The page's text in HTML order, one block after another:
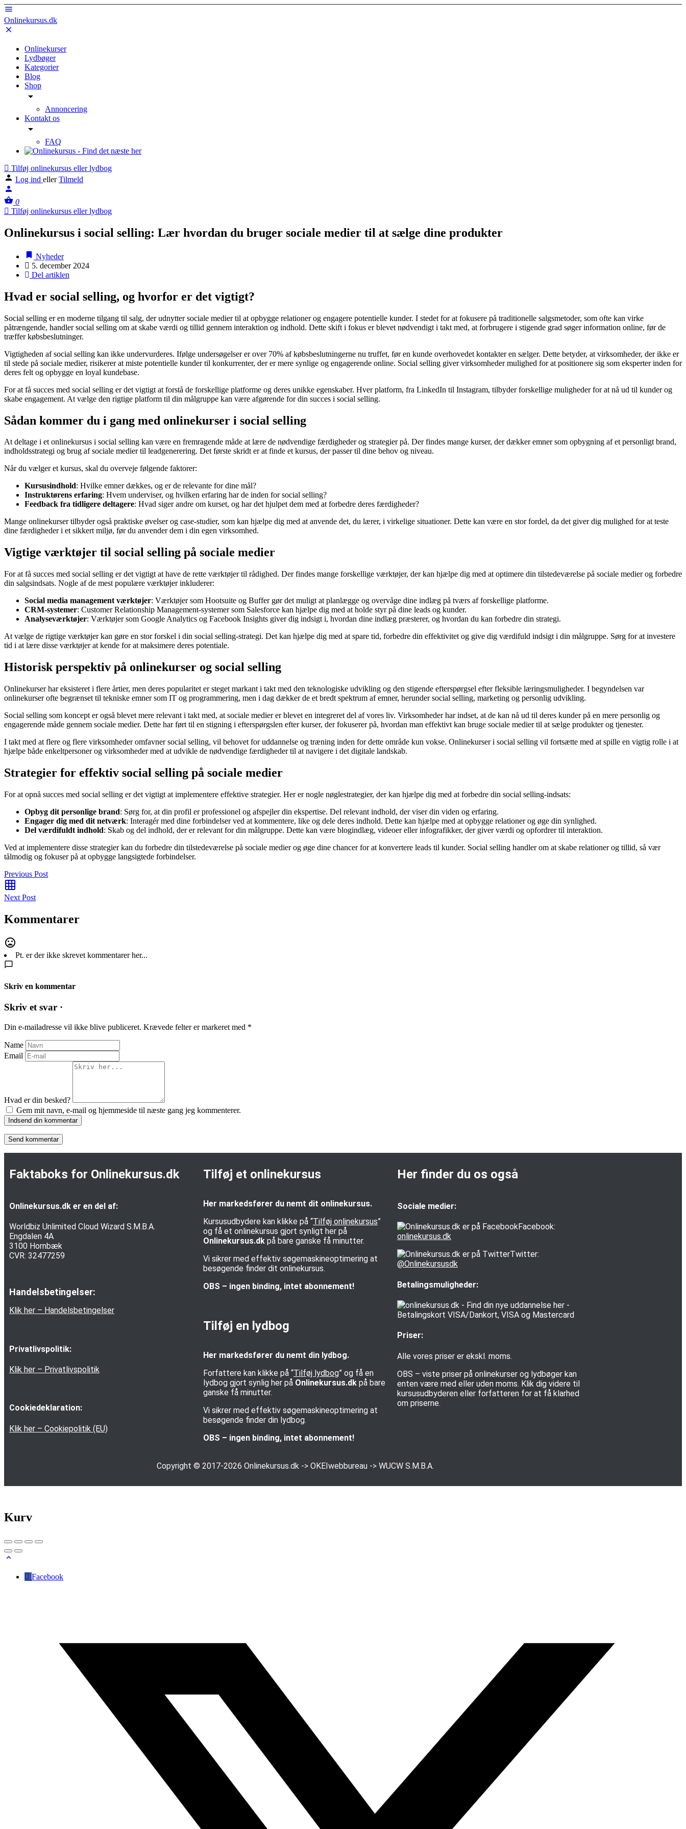
Onlinekursus.dk
Onlinekurser
Lydbøger
Kategorier
Blog
Shop
Annoncering
Kontakt os
FAQ
Tilføj onlinekursus eller lydbog
Log ind eller Tilmeld
0
Tilføj onlinekursus eller lydbog
Onlinekursus i social selling: Lær hvordan du bruger sociale medier til at sælge dine produkter
Nyheder
5. december 2024
Del artiklen
Hvad er social selling, og hvorfor er det vigtigt?
Social selling er en moderne tilgang til salg, der udnytter sociale medier til at opbygge relationer og engagere potentielle kunder. I stedet for at fokusere på traditionelle salgsmetoder, som ofte kan virke
påtrængende, handler social selling om at skabe værdi og tillid gennem interaktion og indhold. Dette skift i fokus er blevet nødvendigt i takt med, at forbrugere i stigende grad søger information online, før de
træffer købsbeslutninger.
Vigtigheden af social selling kan ikke undervurderes. Ifølge undersøgelser er over 70% af købsbeslutningerne nu truffet, før en kunde overhovedet kontakter en sælger. Dette betyder, at virksomheder, der ikke er
til stede på sociale medier, risikerer at miste potentielle kunder til konkurrenter, der er mere synlige og engagerende online. Social selling giver virksomheder mulighed for at positionere sig som eksperter inden for
deres felt og opbygge en loyal kundebase.
For at få succes med social selling er det vigtigt at forstå de forskellige platforme og deres unikke egenskaber. Hver platform, fra LinkedIn til Instagram, tilbyder forskellige muligheder for at nå ud til kunder og
skabe engagement. At vælge den rigtige platform til din målgruppe kan være afgørende for din succes i social selling.
Sådan kommer du i gang med onlinekurser i social selling
At deltage i et onlinekursus i social selling kan være en fremragende måde at lære de nødvendige færdigheder og strategier på. Der findes mange kurser, der dækker emner som opbygning af et personligt brand,
indholdsstrategi og brug af sociale medier til leadgenerering. Det første skridt er at finde et kursus, der passer til dine behov og niveau.
Når du vælger et kursus, skal du overveje følgende faktorer:
Kursusindhold: Hvilke emner dækkes, og er de relevante for dine mål?
Instruktørens erfaring: Hvem underviser, og hvilken erfaring har de inden for social selling?
Feedback fra tidligere deltagere: Hvad siger andre om kurset, og har det hjulpet dem med at forbedre deres færdigheder?
Mange onlinekurser tilbyder også praktiske øvelser og case-studier, som kan hjælpe dig med at anvende det, du lærer, i virkelige situationer. Dette kan være en stor fordel, da det giver dig mulighed for at teste
dine færdigheder i et sikkert miljø, før du anvender dem i din egen virksomhed.
Vigtige værktøjer til social selling på sociale medier
For at få succes med social selling er det vigtigt at have de rette værktøjer til rådighed. Der findes mange forskellige værktøjer, der kan hjælpe dig med at optimere din tilstedeværelse på sociale medier og forbedre
din salgsindsats. Nogle af de mest populære værktøjer inkluderer:
Social media management værktøjer: Værktøjer som Hootsuite og Buffer gør det muligt at planlægge og overvåge dine indlæg på tværs af forskellige platforme.
CRM-systemer: Customer Relationship Management-systemer som Salesforce kan hjælpe dig med at holde styr på dine leads og kunder.
Analyseværktøjer: Værktøjer som Google Analytics og Facebook Insights giver dig indsigt i, hvordan dine indlæg præsterer, og hvordan du kan forbedre din strategi.
At vælge de rigtige værktøjer kan gøre en stor forskel i din social selling-strategi. Det kan hjælpe dig med at spare tid, forbedre din effektivitet og give dig værdifuld indsigt i din målgruppe. Sørg for at investere
tid i at lære disse værktøjer at kende for at maksimere deres potentiale.
Historisk perspektiv på onlinekurser og social selling
Onlinekurser har eksisteret i flere årtier, men deres popularitet er steget markant i takt med den teknologiske udvikling og den stigende efterspørgsel efter fleksible læringsmuligheder. I begyndelsen var
onlinekurser ofte begrænset til tekniske emner som IT og programmering, men i dag dækker de et bredt spektrum af emner, herunder social selling, marketing og personlig udvikling.
Social selling som koncept er også blevet mere relevant i takt med, at sociale medier er blevet en integreret del af vores liv. Virksomheder har indset, at de kan nå ud til deres kunder på en mere personlig og
engagerende måde gennem sociale medier. Dette har ført til en stigning i efterspørgslen efter kurser, der fokuserer på, hvordan man effektivt kan bruge sociale medier til at sælge produkter og tjenester.
I takt med at flere og flere virksomheder omfavner social selling, vil behovet for uddannelse og træning inden for dette område kun vokse. Onlinekurser i social selling vil fortsætte med at spille en vigtig rolle i at
hjælpe både enkeltpersoner og virksomheder med at udvikle de nødvendige færdigheder til at navigere i det digitale landskab.
Strategier for effektiv social selling på sociale medier
For at opnå succes med social selling er det vigtigt at implementere effektive strategier. Her er nogle nøglestrategier, der kan hjælpe dig med at forbedre din social selling-indsats:
Opbyg dit personlige brand: Sørg for, at din profil er professionel og afspejler din ekspertise. Del relevant indhold, der viser din viden og erfaring.
Engager dig med dit netværk: Interagér med dine forbindelser ved at kommentere, like og dele deres indhold. Dette kan hjælpe med at opbygge relationer og øge din synlighed.
Del værdifuldt indhold: Skab og del indhold, der er relevant for din målgruppe. Dette kan være blogindlæg, videoer eller infografikker, der giver værdi og opfordrer til interaktion.
Ved at implementere disse strategier kan du forbedre din tilstedeværelse på sociale medier og øge dine chancer for at konvertere leads til kunder. Social selling handler om at skabe relationer og tillid, så vær
tålmodig og fokuser på at opbygge langsigtede forbindelser.
Previous Post
Next Post
Kommentarer
Pt. er der ikke skrevet kommentarer her...
Skriv en kommentar
Skriv et svar ·
Din e-mailadresse vil ikke blive publiceret. Krævede felter er markeret med *
Name
Email
Hvad er din besked?
Gem mit navn, e-mail og hjemmeside til næste gang jeg kommenterer.
Indsend din kommentar
Faktaboks for Onlinekursus.dk
Onlinekursus.dk er en del af:
Worldbiz Unlimited Cloud Wizard S.M.B.A.
Engdalen 4A
3100 Hornbæk
CVR: 32477259
Handelsbetingelser:
Klik her – Handelsbetingelser
Privatlivspolitik:
Klik her – Privatlivspolitik
Cookiedeklaration:
Klik her – Cookiepolitik (EU)
Tilføj et onlinekursus
Her markedsfører du nemt dit onlinekursus.
Kursusudbydere kan klikke på “Tilføj onlinekursus”
og få et onlinekursus gjort synligt her på
Onlinekursus.dkpå bare ganske få minutter.
Vi sikrer med effektiv søgemaskineoptimering at
besøgende finder dit onlinekursus.
OBS – ingen binding, intet abonnement!
Tilføj en lydbog
Her markedsfører du nemt din lydbog.
Forfattere kan klikke på “Tilføj lydbog” og få en
lydbog gjort synlig her på Onlinekursus.dkpå bare
ganske få minutter.
Vi sikrer med effektiv søgemaskineoptimering at
besøgende finder din lydbog.
OBS – ingen binding, intet abonnement!
Her finder du os også
Sociale medier:
Facebook:
onlinekursus.dk
Twitter:
@Onlinekursusdk
Betalingsmuligheder:
Priser:
Alle vores priser er ekskl. moms.
OBS – viste priser på onlinekurser og lydbøger kan
enten være med eller uden moms. Klik dig videre til
kursusudbyderen eller forfatteren for at få klarhed
om priserne.
Copyright © 2017-2026 Onlinekursus.dk-> OKEIwebbureau-> WUCW S.M.B.A.
Kurv
Facebook